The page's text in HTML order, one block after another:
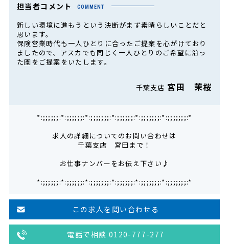
担当者コメント COMMENT
新しい環境に進もうという決断がまず素晴らしいことだと
思います。
保険営業時代も一人ひとりに合ったご提案を心がけており
ましたので、アスカでも同じく一人ひとりのご希望に沿っ
た園をご提案をいたします。
千葉支店 宮田 茉桜
*:;;;;;;:*:;;;;;;:*:;;;;;;;:*:;;;;;;:*:;;;;;;;:*:;;;;;;;:*
求人の詳細についてのお問い合わせは
千葉支店 宮田まで！
お仕事ナンバーをお伝え下さい♪
*:;;;;;;:*:;;;;;;:*:;;;;;;;:*:;;;;;;:*:;;;;;;;:*:;;;;;;;:*
この求人を問い合わせる
電話で相談 0120-777-277